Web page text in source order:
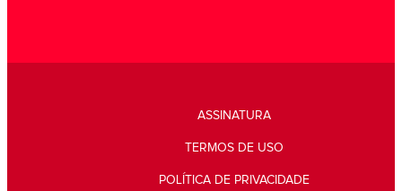
ASSINATURA
TERMOS DE USO
POLÍTICA DE PRIVACIDADE